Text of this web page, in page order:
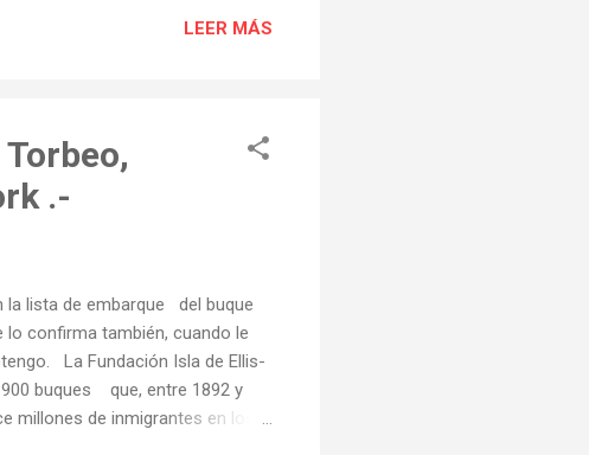
gaitas O Recanto de Quiroga -
LEER MÁS
.-
lista de embarque del buque
lo confirma también, cuando le
La Fundación Isla de Ellis-
buques que, entre 1892 y
millones de inmigrantes en los